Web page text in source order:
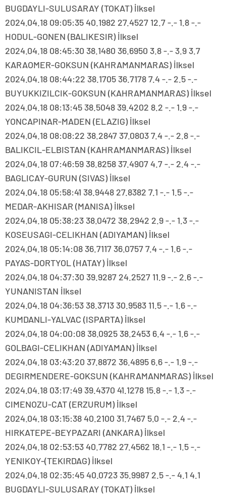
BUGDAYLI-SULUSARAY (TOKAT) İlksel
2024.04.18 09:05:35 40.1982 27.4527 12.7 -.- 1.8 -.-
HODUL-GONEN (BALIKESIR) İlksel
2024.04.18 08:45:30 38.1480 36.6950 3.8 -.- 3.9 3.7
KARAOMER-GOKSUN (KAHRAMANMARAS) İlksel
2024.04.18 08:44:22 38.1705 36.7178 7.4 -.- 2.5 -.-
BUYUKKIZILCIK-GOKSUN (KAHRAMANMARAS) İlksel
2024.04.18 08:13:45 38.5048 39.4202 8.2 -.- 1.9 -.-
YONCAPINAR-MADEN (ELAZIG) İlksel
2024.04.18 08:08:22 38.2847 37.0803 7.4 -.- 2.8 -.-
BALIKCIL-ELBISTAN (KAHRAMANMARAS) İlksel
2024.04.18 07:46:59 38.8258 37.4907 4.7 -.- 2.4 -.-
BAGLICAY-GURUN (SIVAS) İlksel
2024.04.18 05:58:41 38.9448 27.8382 7.1 -.- 1.5 -.-
MEDAR-AKHISAR (MANISA) İlksel
2024.04.18 05:38:23 38.0472 38.2942 2.9 -.- 1.3 -.-
KOSEUSAGI-CELIKHAN (ADIYAMAN) İlksel
2024.04.18 05:14:08 36.7117 36.0757 7.4 -.- 1.6 -.-
PAYAS-DORTYOL (HATAY) İlksel
2024.04.18 04:37:30 39.9287 24.2527 11.9 -.- 2.6 -.-
YUNANISTAN İlksel
2024.04.18 04:36:53 38.3713 30.9583 11.5 -.- 1.6 -.-
KUMDANLI-YALVAC (ISPARTA) İlksel
2024.04.18 04:00:08 38.0925 38.2453 6.4 -.- 1.6 -.-
GOLBAGI-CELIKHAN (ADIYAMAN) İlksel
2024.04.18 03:43:20 37.8872 36.4895 6.6 -.- 1.9 -.-
DEGIRMENDERE-GOKSUN (KAHRAMANMARAS) İlksel
2024.04.18 03:17:49 39.4370 41.1278 15.8 -.- 1.3 -.-
CIMENOZU-CAT (ERZURUM) İlksel
2024.04.18 03:15:38 40.2100 31.7467 5.0 -.- 2.4 -.-
HIRKATEPE-BEYPAZARI (ANKARA) İlksel
2024.04.18 02:53:53 40.7782 27.4562 18.1 -.- 1.5 -.-
YENIKOY-(TEKIRDAG) İlksel
2024.04.18 02:35:45 40.0723 35.9987 2.5 -.- 4.1 4.1
BUGDAYLI-SULUSARAY (TOKAT) İlksel